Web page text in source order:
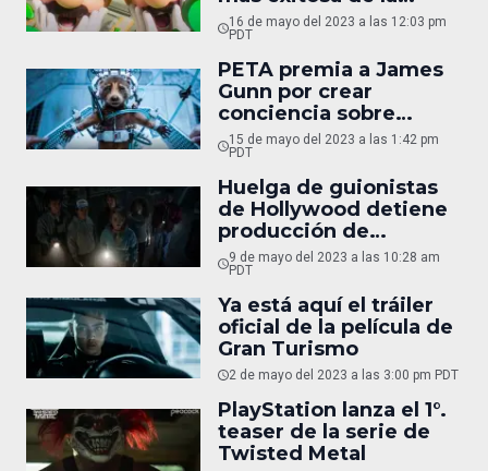
historia de México
16 de mayo del 2023 a las 12:03 pm
PDT
PETA premia a James
Gunn por crear
conciencia sobre
maltrato animal con
Guardians of the
Galaxy Vol. 3
15 de mayo del 2023 a las 1:42 pm
PDT
Huelga de guionistas
de Hollywood detiene
producción de
Stranger Things 5
9 de mayo del 2023 a las 10:28 am
PDT
Ya está aquí el tráiler
oficial de la película de
Gran Turismo
2 de mayo del 2023 a las 3:00 pm PDT
PlayStation lanza el 1°.
teaser de la serie de
Twisted Metal